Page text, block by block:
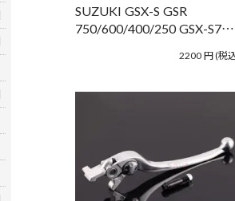
SUZUKI GSX-S GSR
750/600/400/250 GSX-S7…
2200円(税